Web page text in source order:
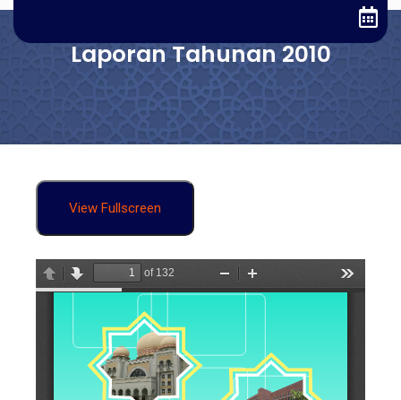
Laporan Tahunan 2010
View Fullscreen